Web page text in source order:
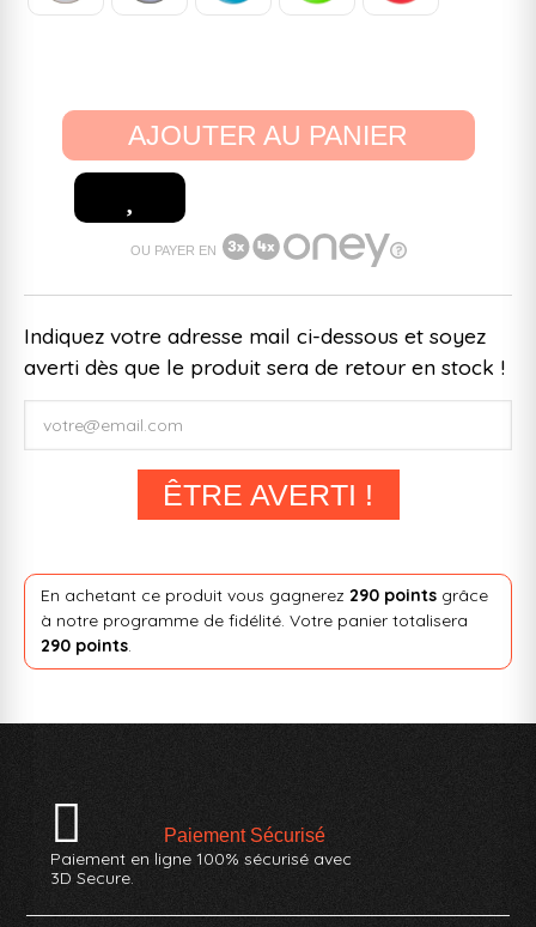
AJOUTER AU PANIER
OU PAYER EN
Indiquez votre adresse mail ci-dessous et soyez
averti dès que le produit sera de retour en stock !
ÊTRE AVERTI !
En achetant ce produit vous gagnerez 290 pointsgrâce
à notre programme de fidélité. Votre panier totalisera
290 points.
Paiement Sécurisé
Paiement en ligne 100% sécurisé avec
3D Secure.